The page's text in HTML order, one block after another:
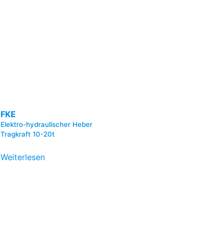
FKE
Elektro-hydraulischer Heber
Tragkraft 10-20t
Weiterlesen